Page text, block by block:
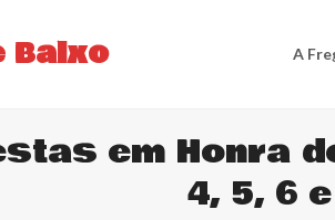
Baixo A
em Honra
4, 5, 6